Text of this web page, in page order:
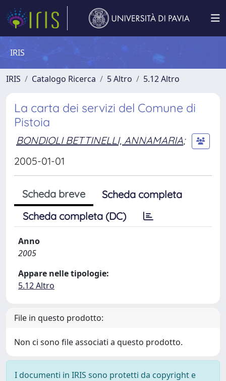
IRIS
IRIS Catalogo Ricerca 5 Altro 5.12 Altro
La carta dei servizi del Comune di
Pistoia
BONDIOLI BETTINELLI, ANNAMARIA;
2005-01-01
Scheda breve
Scheda completa
Scheda completa (DC)
Anno
2005
Appare nelle tipologie:
5.12 Altro
File in questo prodotto:
Non ci sono file associati a questo prodotto.
I documenti in IRIS sono protetti da copyright e